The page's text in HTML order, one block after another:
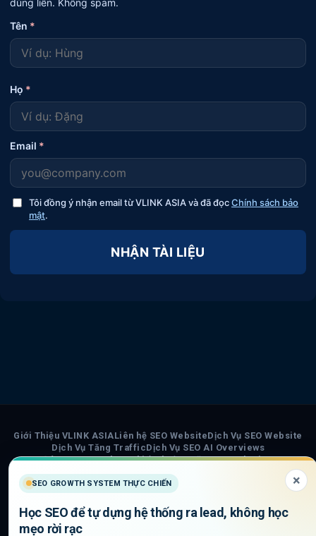
dùng liền. Không spam.
Tên *
Họ *
Email *
Tôi đồng ý nhận email từ VLINK ASIA và đã đọcChính sách bảo
mật.
NHẬN TÀI LIỆU
Giới Thiệu VLINK ASIALiên hệ SEO WebsiteDịch Vụ SEO Website
Dịch Vụ Tăng TrafficDịch Vụ SEO AI Overviews
Đào Tạo SEO Thực ChiếnThuật Ngữ SEO Marketing
Cookie Policy
Privacy Policy Chính Sách Nội Dung AI
Sơ đồ trang VLINK ASIA
Tin tức
COPYRIGHT 2026 © VLINK ASIA
SEO GROWTH SYSTEM THỰC CHIẾN ×
Học SEO để tự dựng hệ thống ra lead, không học
mẹo rời rạc